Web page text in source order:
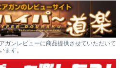
ガンレビューに商品提供させていただいて
います。